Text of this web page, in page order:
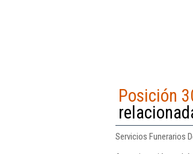
Posición
Servicios Funerarios